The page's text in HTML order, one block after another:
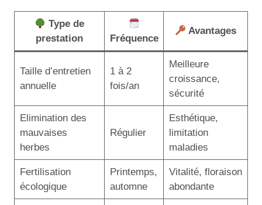
Type de
prestation
Fréquence
Avantages
Taille d’entretien
annuelle
1 à 2
fois/an
Meilleure
croissance,
sécurité
Elimination des
mauvaises
herbes
Régulier
Esthétique,
limitation
maladies
Fertilisation
écologique
Printemps,
automne
Vitalité, floraison
abondante